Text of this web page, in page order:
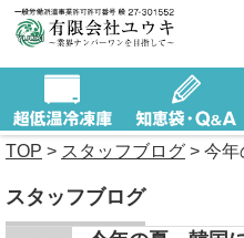
TOP > スタッフブログ > 今
スタッフブログ